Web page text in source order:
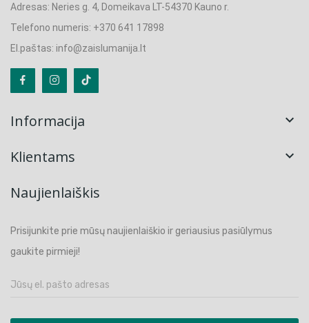
Adresas: Neries g. 4, Domeikava LT-54370 Kauno r.
Telefono numeris: +370 641 17898
El.paštas: info@zaislumanija.lt
Informacija 
Klientams 
Naujienlaiškis
Prisijunkite prie mūsų naujienlaiškio ir geriausius pasiūlymus
gaukite pirmieji!